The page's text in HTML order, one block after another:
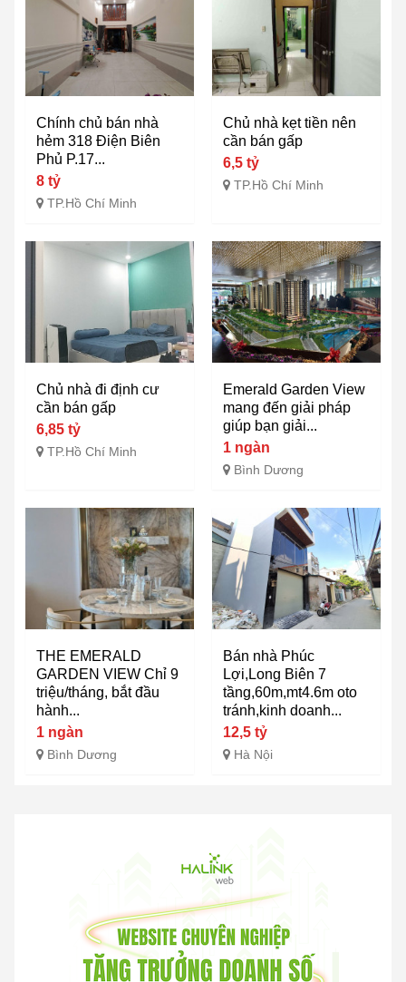
Chính chủ bán nhà
hẻm 318 Điện Biên
Phủ P.17...
8 tỷ
TP.Hồ Chí Minh
Chủ nhà kẹt tiền nên
cần bán gấp
6,5 tỷ
TP.Hồ Chí Minh
Chủ nhà đi định cư
cần bán gấp
6,85 tỷ
TP.Hồ Chí Minh
Emerald Garden View
mang đến giải pháp
giúp bạn giải...
1 ngàn
Bình Dương
THE EMERALD
GARDEN VIEW Chỉ 9
triệu/tháng, bắt đầu
hành...
1 ngàn
Bình Dương
Bán nhà Phúc
Lợi,Long Biên 7
tầng,60m,mt4.6m oto
tránh,kinh doanh...
12,5 tỷ
Hà Nội